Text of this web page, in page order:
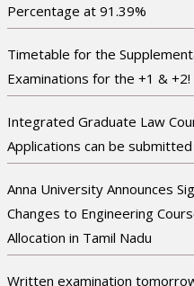
Percentage at 91.39%
Timetable for the
Examinations for the +1 & +2!
Integrated Graduate Law
Applications can be
Anna University Announces
Changes to Engineering
Allocation in Tamil Nadu
Written examination